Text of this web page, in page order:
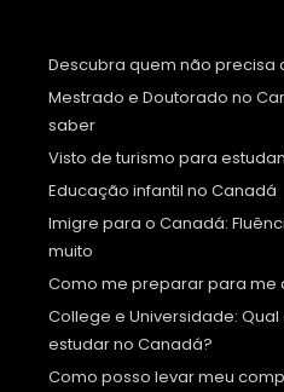
Descubra quem não precisa
Mestrado e Doutorado no
saber
Visto de turismo para
Educação infantil no Canadá
Imigre para o Canadá:
muito
Como me preparar para me
College e Universidade:
estudar no Canadá?
Como posso levar meu